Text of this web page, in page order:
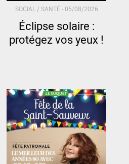
SOCIAL / SANTÉ - 05/08/2026
Éclipse solaire :
protégez vos yeux !